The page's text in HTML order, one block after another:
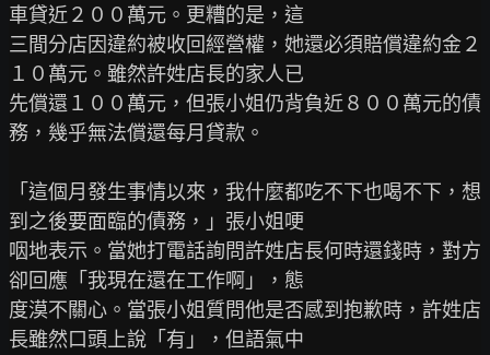
車貸近２００萬元。更糟的是，這
三間分店因違約被收回經營權，她還必須賠償違約金２
１０萬元。雖然許姓店長的家人已
先償還１００萬元，但張小姐仍背負近８００萬元的債
務，幾乎無法償還每月貸款。
「這個月發生事情以來，我什麼都吃不下也喝不下，想
到之後要面臨的債務，」張小姐哽
咽地表示。當她打電話詢問許姓店長何時還錢時，對方
卻回應「我現在還在工作啊」，態
度漠不關心。當張小姐質問他是否感到抱歉時，許姓店
長雖然口頭上說「有」，但語氣中